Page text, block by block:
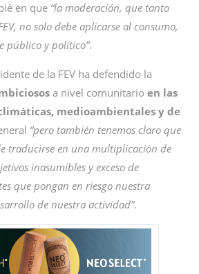
en que “la moderación, que tanto
no solo debe aplicarse al consumo,
público y político”.
de la FEV ha defendido la
a nivel comunitario en las
medioambientales y de
“pero también tenemos claro que
traducirse en una multiplicación de
inasumibles y exceso de
que pongan en riesgo nuestra
de nuestra actividad”.